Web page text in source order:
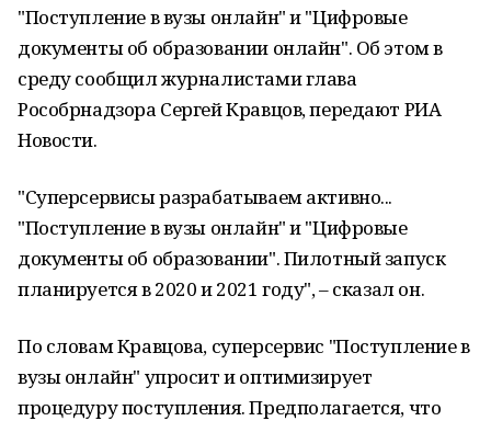
"Поступление в вузы онлайн" и "Цифровые
документы об образовании онлайн". Об этом в
среду сообщил журналистами глава
Рособрнадзора Сергей Кравцов, передают РИА
Новости.
"Суперсервисы разрабатываем активно...
"Поступление в вузы онлайн" и "Цифровые
документы об образовании". Пилотный запуск
планируется в 2020 и 2021 году", – сказал он.
По словам Кравцова, суперсервис "Поступление в
вузы онлайн" упросит и оптимизирует
процедуру поступления. Предполагается, что